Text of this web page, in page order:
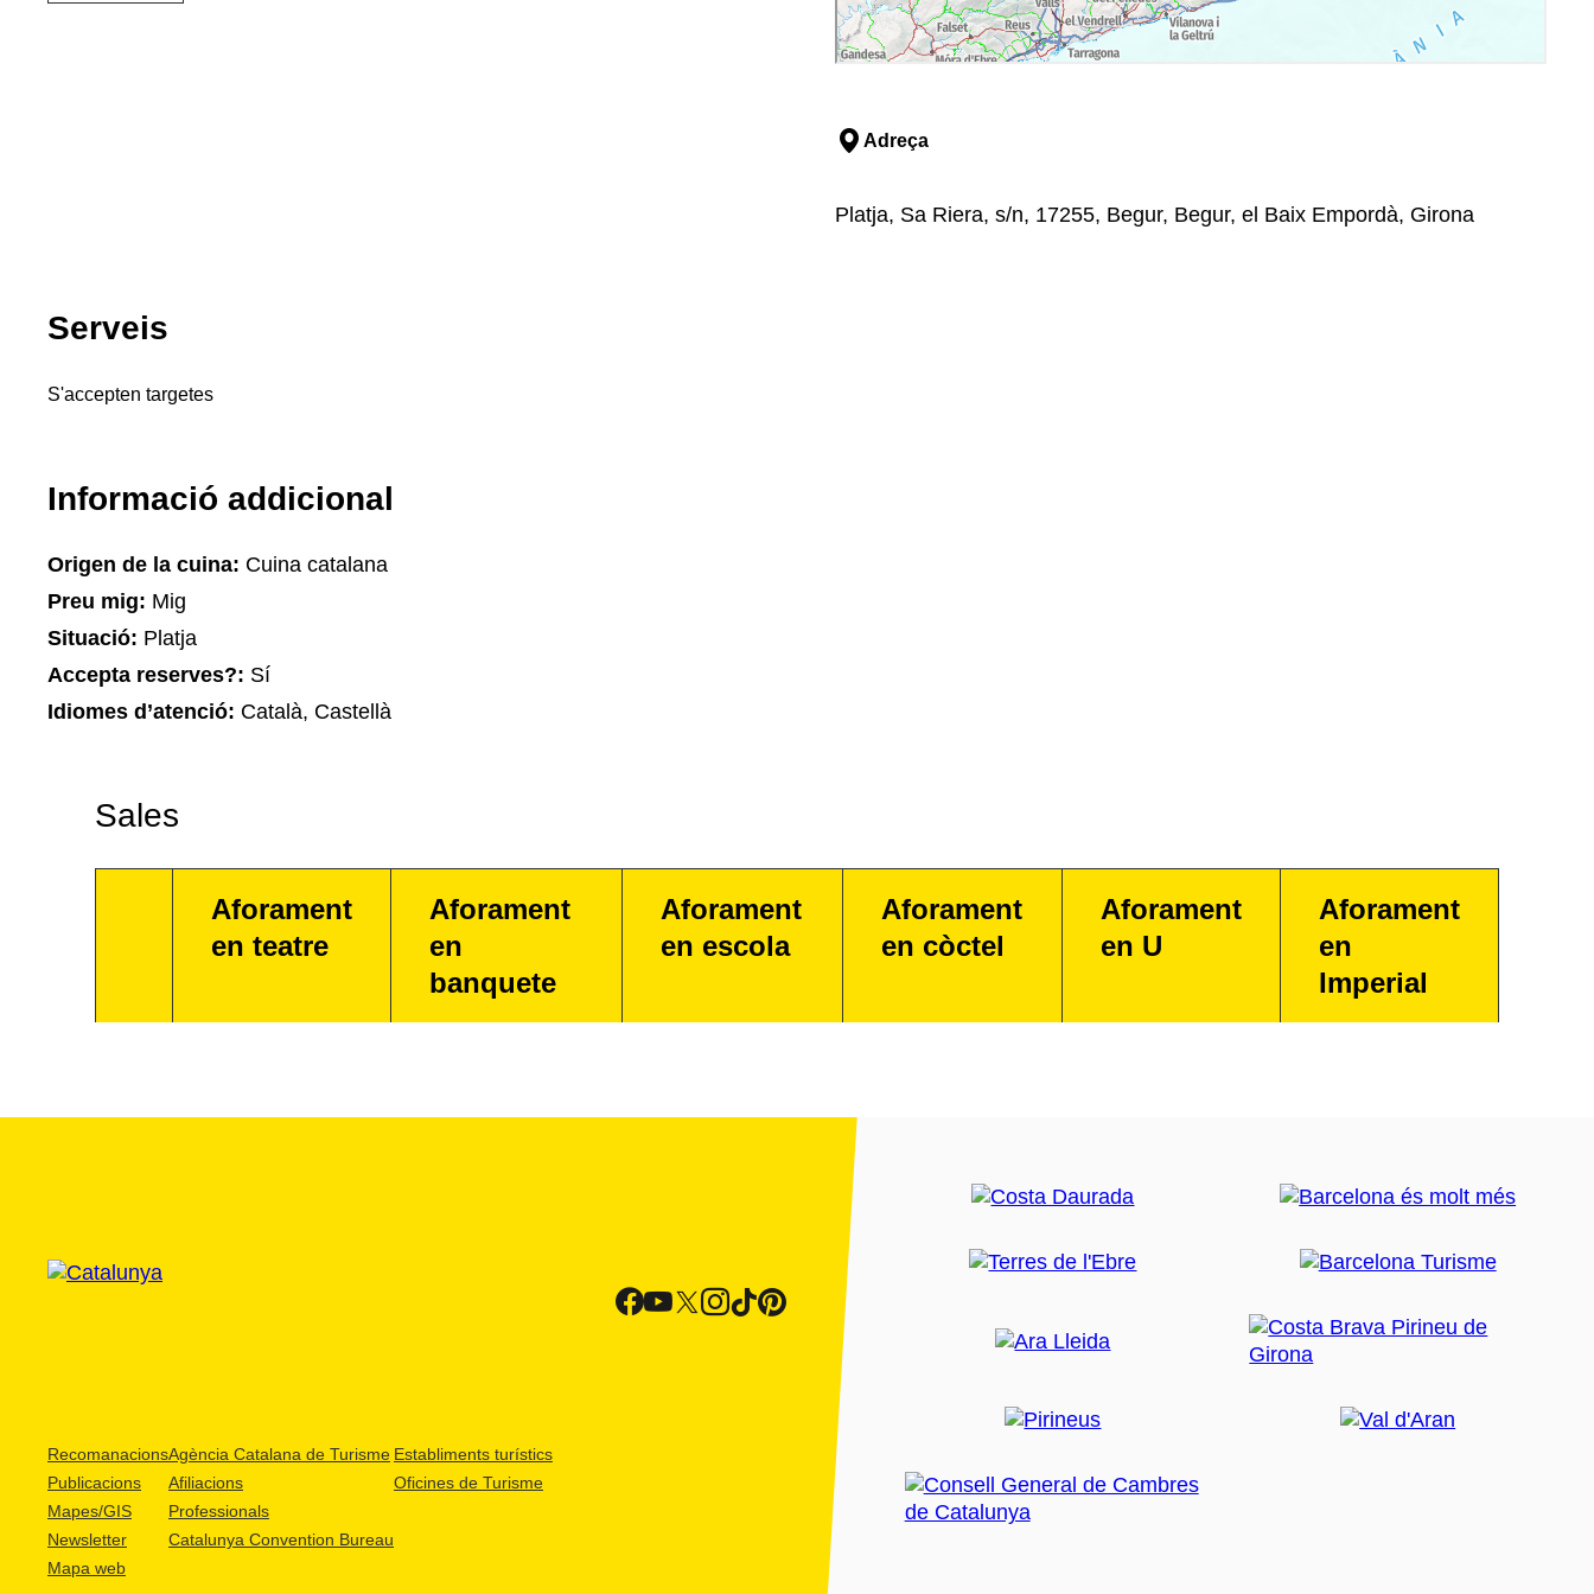
Adreça
Platja, Sa Riera, s/n, 17255, Begur, Begur, el Baix Empordà, Girona
Serveis
S'accepten targetes
Informació addicional
Origen de la cuina: Cuina catalana
Preu mig: Mig
Situació: Platja
Accepta reserves?: Sí
Idiomes d’atenció: Català, Castellà
Sales
Aforament
en teatre
Aforament
en
banquete
Aforament
en escola
Aforament
en còctel
Aforament
en U
Aforament
en
Imperial
Recomanacions
Publicacions
Mapes/GIS
Newsletter
Mapa web
Agència Catalana de Turisme
Afiliacions
Professionals
Catalunya Convention Bureau
Establiments turístics
Oficines de Turisme